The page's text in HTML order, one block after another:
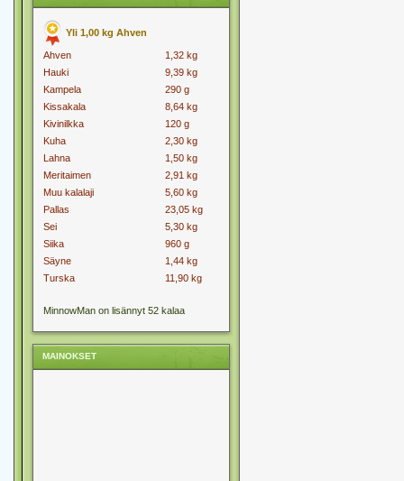
Yli 1,00 kg Ahven
Ahven
1,32 kg
Hauki
9,39 kg
Kampela
290 g
Kissakala
8,64 kg
Kivinilkka
120 g
Kuha
2,30 kg
Lahna
1,50 kg
Meritaimen
2,91 kg
Muu kalalaji
5,60 kg
Pallas
23,05 kg
Sei
5,30 kg
Siika
960 g
Säyne
1,44 kg
Turska
11,90 kg
MinnowMan on lisännyt 52 kalaa
MAINOKSET